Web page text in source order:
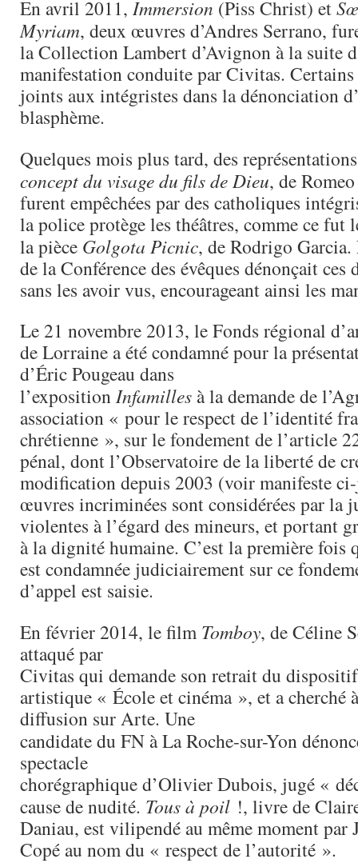
En avril 2011, Immersion (Piss Christ) et
Myriam, deux œuvres d’Andres Serrano,
la Collection Lambert d’Avignon à la suite
manifestation conduite par Civitas. Certains
joints aux intégristes dans la dénonciation
blasphème.
Quelques mois plus tard, des
concept du visage du fils de Dieu, de
furent empêchées par des catholiques
la police protège les théâtres, comme ce fut
la pièce Golgota Picnic, de Rodrigo
de la Conférence des évêques dénonçait ces
sans les avoir vus, encourageant ainsi les
Le 21 novembre 2013, le Fonds régional
de Lorraine a été condamné pour la
d’Éric Pougeau dans
l’exposition Infamilles à la demande de
association « pour le respect de l’identité
chrétienne », sur le fondement de l’article
pénal, dont l’Observatoire de la liberté de
modification depuis 2003 (voir manifeste
œuvres incriminées sont considérées par la
violentes à l’égard des mineurs, et portant
à la dignité humaine. C’est la première fois
est condamnée judiciairement sur ce
d’appel est saisie.
En février 2014, le film Tomboy, de Céline
attaqué par
Civitas qui demande son retrait du
artistique « École et cinéma », et a cherché
diffusion sur Arte. Une
candidate du FN à La Roche-sur-Yon
spectacle
chorégraphique d’Olivier Dubois, jugé «
cause de nudité. Tous à poil !, livre de
Daniau, est vilipendé au même moment par
Copé au nom du « respect de l’autorité ».